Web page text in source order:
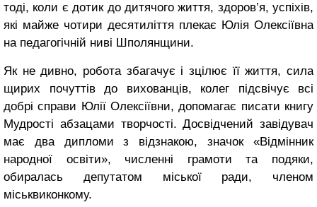
тоді, коли є дотик до дитячого життя, здоров’я, успіхів,
які майже чотири десятиліття плекає Юлія Олексіївна
на педагогічній ниві Шполянщини.
Як не дивно, робота збагачує і зцілює її життя, сила
щирих почуттів до вихованців, колег підсвічує всі
добрі справи Юлії Олексіївни, допомагає писати книгу
Мудрості абзацами творчості. Досвідчений завідувач
має два дипломи з відзнакою, значок «Відмінник
народної освіти», численні грамоти та подяки,
обиралась депутатом міської ради, членом
міськвиконкому.